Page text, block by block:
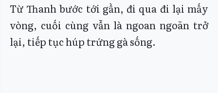
Từ Thanh bước tới gần, đi qua đi lại mấy
vòng, cuối cùng vẫn là ngoan ngoãn trở
lại, tiếp tục húp trứng gà sống.